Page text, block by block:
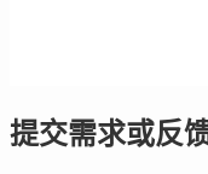
提交需求或反